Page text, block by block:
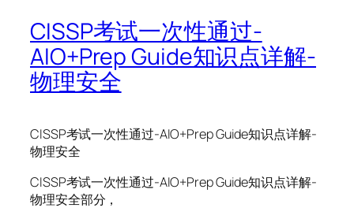
CISSP考试一次性通过-
AIO+Prep Guide知识点详解-
物理安全
CISSP考试一次性通过-AIO+Prep Guide知识点详解-
物理安全
CISSP考试一次性通过-AIO+Prep Guide知识点详解-
物理安全部分，